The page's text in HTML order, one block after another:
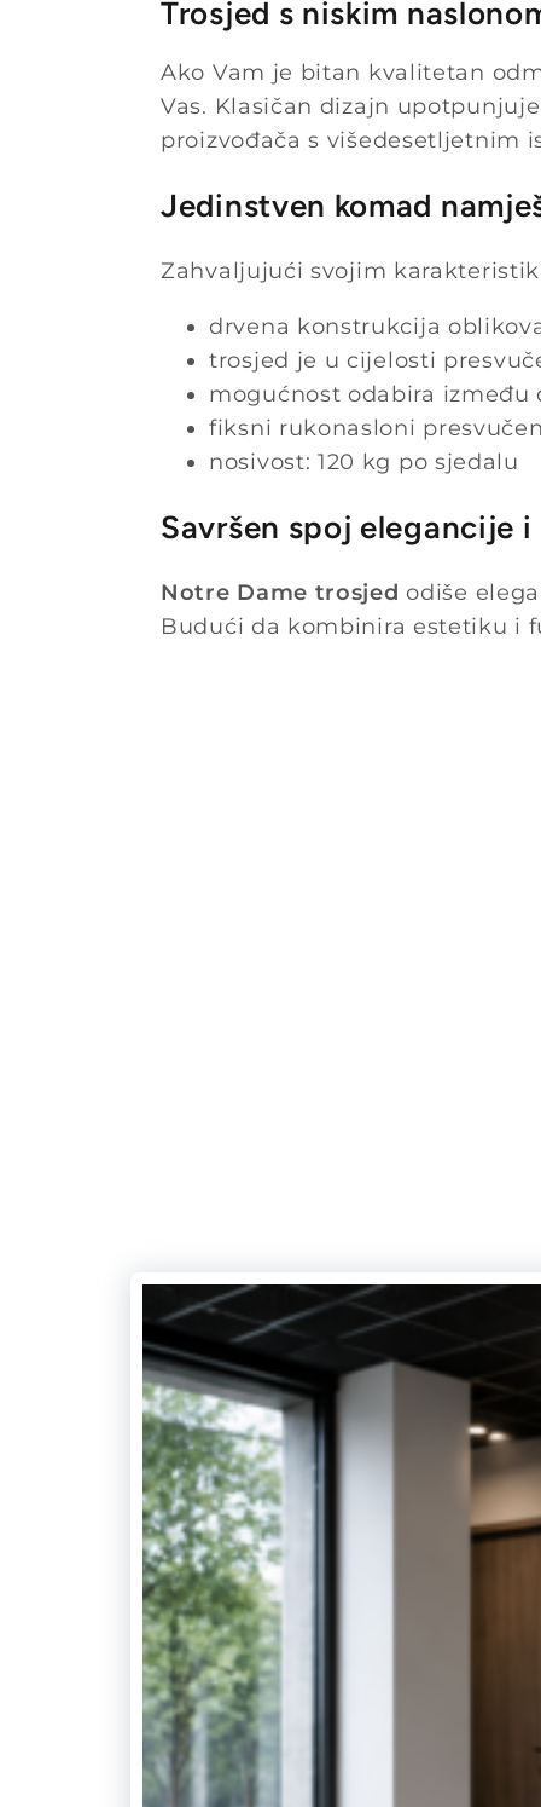
Trosjed s niskim
Ako Vam je bitan kvalitetan
Vas. Klasičan dizajn
proizvođača s višedesetljetnim
Jedinstven komad
Zahvaljujući svojim
drvena konstrukcija
trosjed je u cijelosti
mogućnost odabira
fiksni rukonasloni
nosivost: 120 kg po sjedalu
Savršen spoj elegancije
Notre Dame trosjed odiše
Budući da kombinira estetiku i